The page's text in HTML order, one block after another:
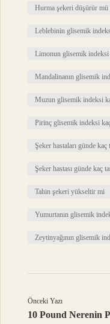
Hurma şekeri düşürür mü
Leblebinin glisemik
Limonun glisemik indeksi
Mandalinanın glisemik
Muzun glisemik indeksi
Pirinç glisemik indeksi
Şeker hastaları günde
Şeker hastası günde kaç
Tahin şekeri yükseltir mi
Yumurtanın glisemik
Zeytinyağının glisemik
Önceki Yazı
10 Pound Nerenin